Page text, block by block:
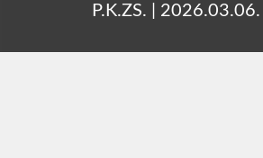
P.K.ZS. 2026.03.06.